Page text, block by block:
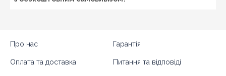
розставляє потрібні акценти в інтер'єрах. Найбільш
Перелік послуг, який запропонований нашим
інтернет-магазином Keramis, передбачає
замечательнейшую покупку висококласної плитки для
Про нас Гарантія
Оплата та доставка Питання та відповіді